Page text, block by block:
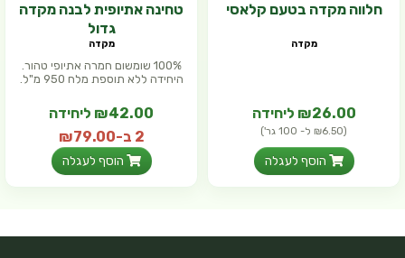
חלווה מקדה בטעם קלאסי
מקדה
₪26.00 ליחידה
(₪6.50 ל- 100 גר')
הוסף לעגלה
טחינה אתיופית לבנה מקדה
גדול
מקדה
100% שומשום חמרה אתיופי טהור.
היחידה ללא תוספת מלח 950 מ"ל.
₪42.00 ליחידה
2 ב-₪79.00
הוסף לעגלה